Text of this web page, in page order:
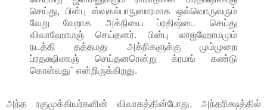
செய்து, பின்பு ஸ்வகல்பாநுஸாரமாக ஒவ்வொருவரும்
வேறு வேறாக அக்நியை ப்ரதிஷ்டை செய்து
விவாஹோமஞ் செய்தனர். பின்பு லாஜஹோமமும்
நடத்தி தத்தமது அக்நிகளுக்கு மும்முறை
ப்ரதக்ஷிணஞ் செய்தனரென்று க்ரமங் கண்டு
கொள்வது" என்றிருக்கிறது.
அந்த ரகுமுக்கியர்களின் விவாகத்தின்போது, அந்தரிக்ஷத்தில்